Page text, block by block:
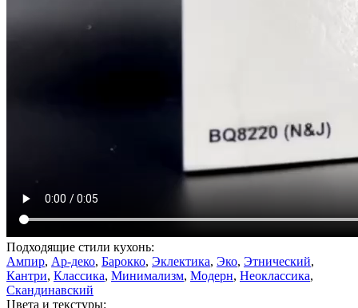
Подходящие стили кухонь:
Ампир, Ар-деко, Барокко, Эклектика, Эко, Этнический,
Кантри, Классика, Минимализм, Модерн, Неоклассика,
Скандинавский
Цвета и текстуры: